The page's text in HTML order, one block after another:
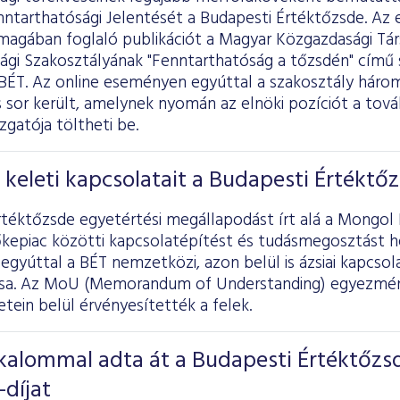
Jelentését a Budapesti Értéktőzsde. Az
foglaló publikációt a Magyar Közgazdasági
Szakosztályának "Fenntarthatóság a tőzsdén" című
Az online eseményen egyúttal a szakosztály
került, amelynek nyomán az elnöki pozíciót a
töltheti be.
kapcsolatait a Budapesti
egyetértési megállapodást írt alá a Mongol
közötti kapcsolatépítést és tudásmegosztást
a BÉT nemzetközi, azon belül is ázsiai
Az MoU (Memorandum of Understanding)
belül érvényesítették a felek.
adta át a Budapesti
díjat